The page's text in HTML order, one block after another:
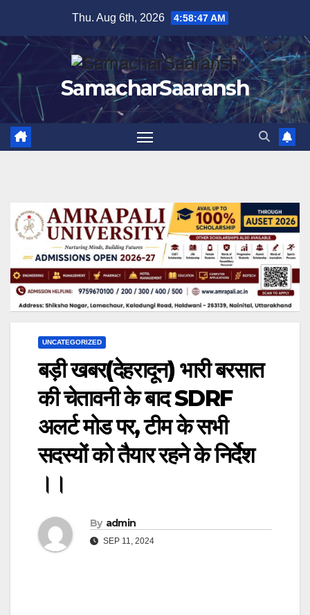
content
Thu. Aug 6th, 2026 4:58:48 AM
SamacharSaaransh
UNCATEGORIZED
बड़ी खबर(देहरादून) भारी बरसात
की चेतावनी के बाद SDRF
अलर्ट मोड पर, टीम के सभी
सदस्यों को तैयार रहने के निर्देश
।।
By admin
SEP 11, 2024